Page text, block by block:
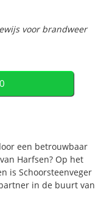
voor brandweer
een betrouwbaar
Harfsen? Op het
is Schoorsteenveger
in de buurt van